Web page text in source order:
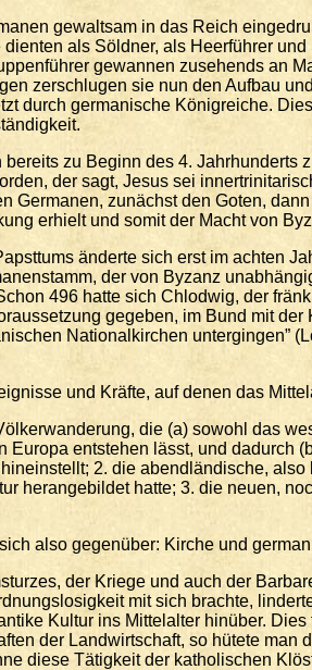
gewaltsam in das Reich
als Söldner, als Heerführer
gewannen zusehends an
zerschlugen sie nun den Aufbau
durch germanische Königreiche.
bereits zu Beginn des 4.
der sagt, Jesus sei
Germanen, zunächst den Goten,
erhielt und somit der Macht von
änderte sich erst im achten
der von Byzanz
496 hatte sich Chlodwig, der
gegeben, im Bund mit
Nationalkirchen untergingen”
und Kräfte, auf denen das
die (a) sowohl das
Europa entstehen lässt, und dadurch
2. die abendländische,
herangebildet hatte; 3. die neuen,
also gegenüber: Kirche und
der Kriege und auch der
mit sich brachte,
Kultur ins Mittelalter hinüber.
der Landwirtschaft, so hütete
diese Tätigkeit der katholischen